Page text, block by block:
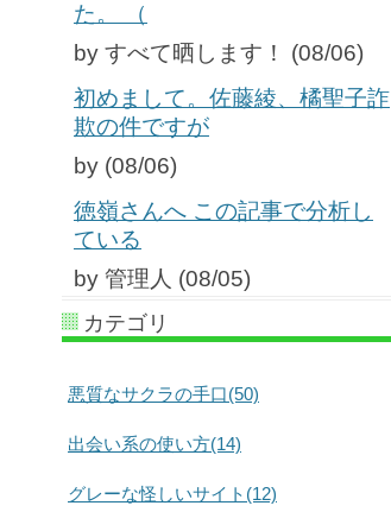
た。 （
by すべて晒します！ (08/06)
初めまして。佐藤綾、橘聖子詐
欺の件ですが
by (08/06)
徳嶺さんへ この記事で分析し
ている
by 管理人 (08/05)
カテゴリ
悪質なサクラの手口(50)
出会い系の使い方(14)
グレーな怪しいサイト(12)